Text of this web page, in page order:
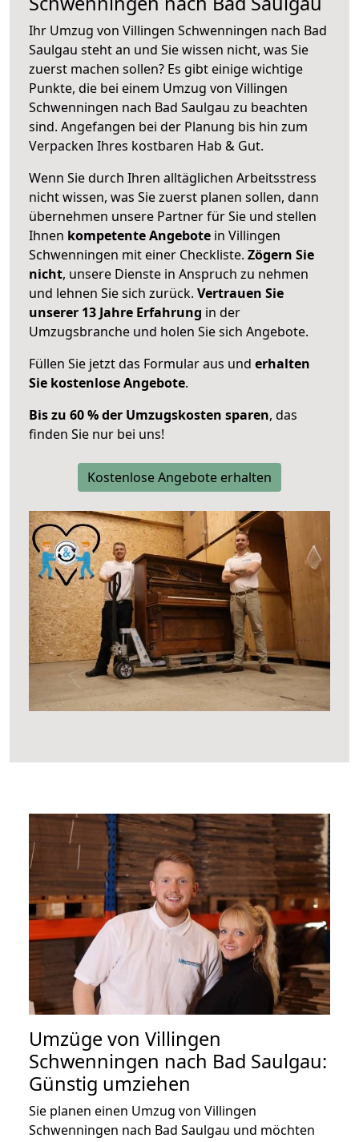
Ihr Umzug von Villingen Schwenningen nach Bad
Saulgau steht an und Sie wissen nicht, was Sie
zuerst machen sollen? Es gibt einige wichtige
Punkte, die bei einem Umzug von Villingen
Schwenningen nach Bad Saulgau zu beachten
sind. Angefangen bei der Planung bis hin zum
Verpacken Ihres kostbaren Hab & Gut.
Wenn Sie durch Ihren alltäglichen Arbeitsstress
nicht wissen, was Sie zuerst planen sollen, dann
übernehmen unsere Partner für Sie und stellen
Ihnen kompetente Angebote in Villingen
Schwenningen mit einer Checkliste. Zögern Sie
nicht, unsere Dienste in Anspruch zu nehmen
und lehnen Sie sich zurück. Vertrauen Sie
unserer 13 Jahre Erfahrung in der
Umzugsbranche und holen Sie sich Angebote.
Füllen Sie jetzt das Formular aus und erhalten
Sie kostenlose Angebote.
Bis zu 60 % der Umzugskosten sparen, das
finden Sie nur bei uns!
Kostenlose Angebote erhalten
Umzüge von Villingen
Schwenningen nach Bad Saulgau:
Günstig umziehen
Sie planen einen Umzug von Villingen
Schwenningen nach Bad Saulgau und möchten